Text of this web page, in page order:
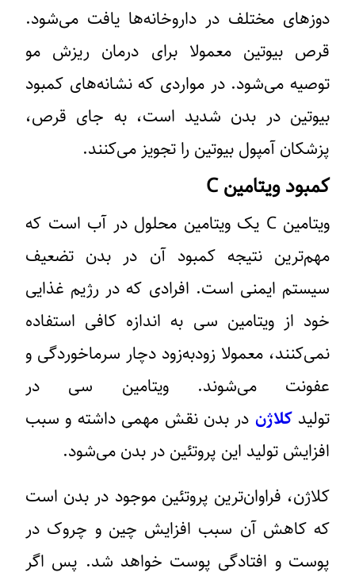
دوزهای مختلف در داروخانه‌ها یافت می‌شود.
قرص بیوتین معمولا برای درمان ریزش مو
توصیه می‌شود. در مواردی که نشانه‌های کمبود
بیوتین در بدن شدید است، به جای قرص،
پزشکان آمپول بیوتین را تجویز می‌کنند.
کمبود ویتامین C
ویتامین C یک ویتامین محلول در آب است که
مهم‌ترین نتیجه کمبود آن در بدن تضعیف
سیستم ایمنی است. افرادی که در رژیم غذایی
خود از ویتامین سی به اندازه کافی استفاده
نمی‌کنند، معمولا زودبه‌زود دچار سرماخوردگی و
عفونت می‌شوند. ویتامین سی در
تولیدکلاژن در بدن نقش مهمی داشته و سبب
افزایش تولید این پروتئین در بدن می‌شود.
کلاژن، فراوان‌ترین پروتئین موجود در بدن است
که کاهش آن سبب افزایش چین و چروک در
پوست و افتادگی پوست خواهد شد. پس اگر